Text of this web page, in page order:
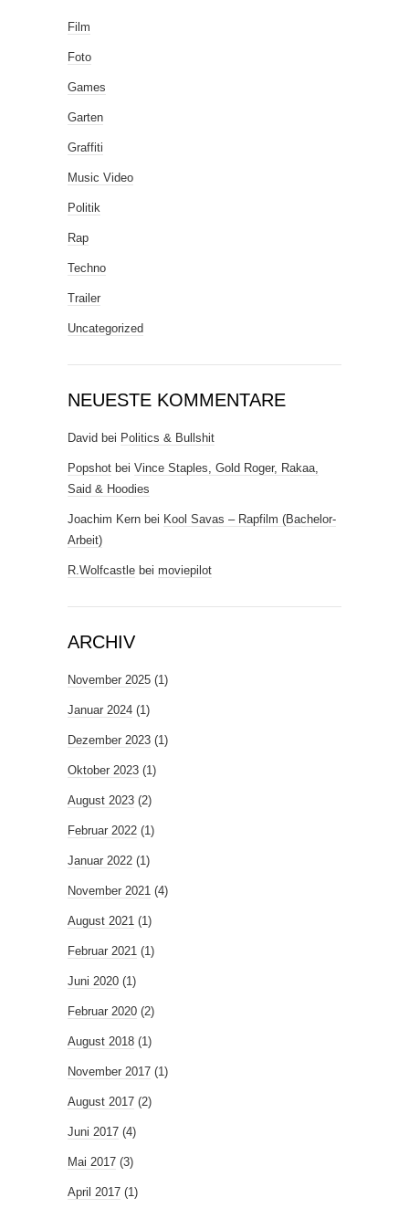
Film
Foto
Games
Garten
Graffiti
Music Video
Politik
Rap
Techno
Trailer
Uncategorized
NEUESTE KOMMENTARE
David bei Politics & Bullshit
Popshot bei Vince Staples, Gold Roger, Rakaa,
Said & Hoodies
Joachim Kern bei Kool Savas – Rapfilm (Bachelor-
Arbeit)
R.Wolfcastle bei moviepilot
ARCHIV
November 2025 (1)
Januar 2024 (1)
Dezember 2023 (1)
Oktober 2023 (1)
August 2023 (2)
Februar 2022 (1)
Januar 2022 (1)
November 2021 (4)
August 2021 (1)
Februar 2021 (1)
Juni 2020 (1)
Februar 2020 (2)
August 2018 (1)
November 2017 (1)
August 2017 (2)
Juni 2017 (4)
Mai 2017 (3)
April 2017 (1)